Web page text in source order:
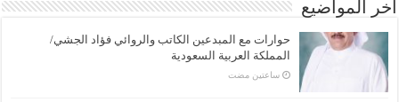
أخر المواضيع
حوارات مع المبدعين الكاتب والروائي فؤاد الجشي/
المملكة العربية السعودية
‏ساعتين مضت